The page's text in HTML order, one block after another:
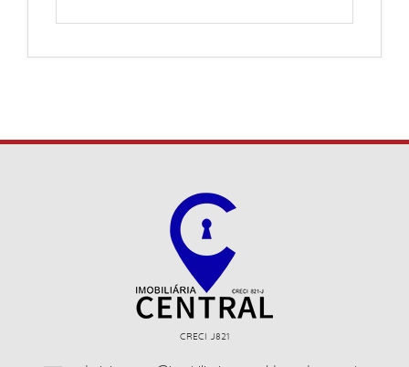
CRECI J821